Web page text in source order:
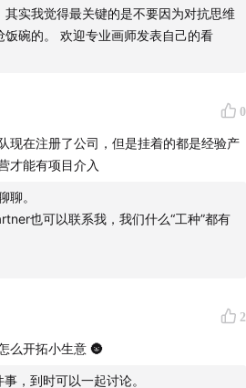
实我觉得最关键的是不要因为对抗思维
碗的。 欢迎专业画师发表自己的看
0
现在注册了公司，但是挂着的都是经验产
才能有项目介入
聊。
也可以联系我，我们什么“工种”都有
2
么开拓小生意 🌚
，到时可以一起讨论。